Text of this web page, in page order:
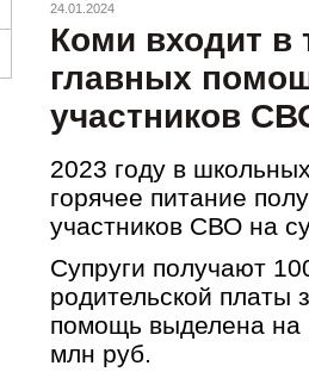
24.01.2024
Коми входит в
главных
участников
2023 году в
горячее питание
участников СВО на
Супруги получают
родительской платы
помощь выделена на
млн руб.